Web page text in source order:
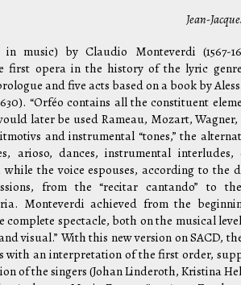
Jean-
in music) by Claudio Monteverdi (1567-
first opera in the history of the lyric
and five acts based on a book by
“Orféo contains all the constituent
later be used Rameau, Mozart,
and instrumental “tones,” the
arioso, dances, instrumental interludes,
while the voice espouses, according to the
from the “recitar cantando” to
Monteverdi achieved from the
complete spectacle, both on the musical
visual.” With this new version on SACD,
with an interpretation of the first order,
of the singers (Johan Linderoth, Kristina